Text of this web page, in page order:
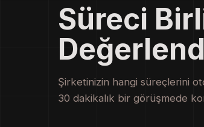
Süreci
Şirketinizin hangi süreçlerini
30 dakikalık bir görüşmede